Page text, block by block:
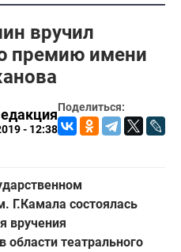
вручил
премию имени
Поделиться:
- 12:38
Г.Камала состоялась
вручения
области театрального